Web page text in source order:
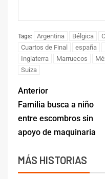
Tags: Argentina Bélgica
Cuartos de Final
españa
Inglaterra
Marruecos
Suiza
Anterior
Familia busca a niño
entre escombros sin
apoyo de maquinaria
MÁS HISTORIAS